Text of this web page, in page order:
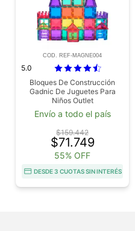
COD. REF-MAGNE004
5.0
Bloques De Construcción
Gadnic De Juguetes Para
Niños Outlet
Envío a todo el país
$159.442
$71.749
55% OFF
DESDE 3 CUOTAS SIN INTERÉS